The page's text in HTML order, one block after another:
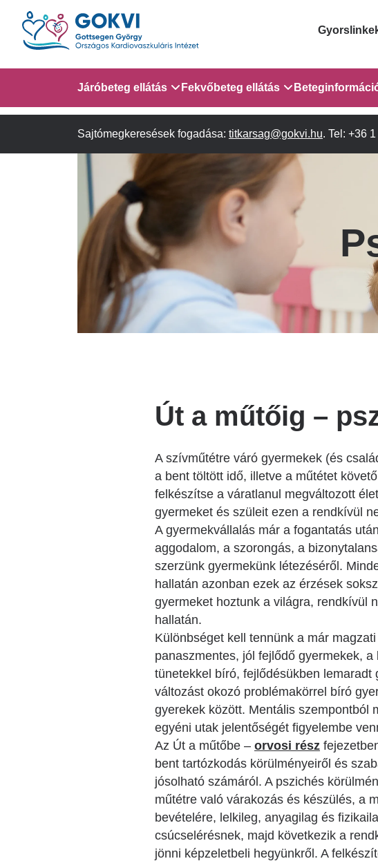
Ugrás
tartalomra
EESZT
Patika
Domain
menu
for
GOKVI
(main
child)
Járóbeteg ellátás
Járóbeteg Információk
Szakambulanciák
Fekvőbeteg ellátás
Gyermek Szív- és Érsebészet
Gyermek Kardiológiai ITR - 3.
em.
Gyermek Kardiológiai és
Szívsebészeti Osztály 1-2. em.
Orvosaink
Leletek és
kikérő lap
a
atlasza
Sajtómegkeresések fogadása: titkarsag@gokvi.hu. Tel: +36
Út a műtőig –
A szívműtétre váró gyermekek (és
a bent töltött idő, illetve a műtétet
felkészítse a váratlanul megváltozott
gyermeket és szüleit ezen a rendkívül
A gyermekvállalás már a fogantatás
aggodalom, a szorongás, a
szerzünk gyermekünk létezéséről.
hallatán azonban ezek az érzések
gyermeket hoztunk a világra, rendkívül
hallatán.
Különbséget kell tennünk a már
panaszmentes, jól fejlődő gyermekek,
tünetekkel bíró, fejlődésükben
változást okozó problémakörrel bíró
gyerekek között. Mentális szempontból
egyéni utak jelentőségét figyelembe
Az Út a műtőbe – orvosi rész
bent tartózkodás körülményeiről és
jósolható számáról. A pszichés
műtétre való várakozás és készülés, a
bevételére, lelkileg, anyagilag és
csúcselérésnek, majd következik a
jönni képzeletbeli hegyünkről. A